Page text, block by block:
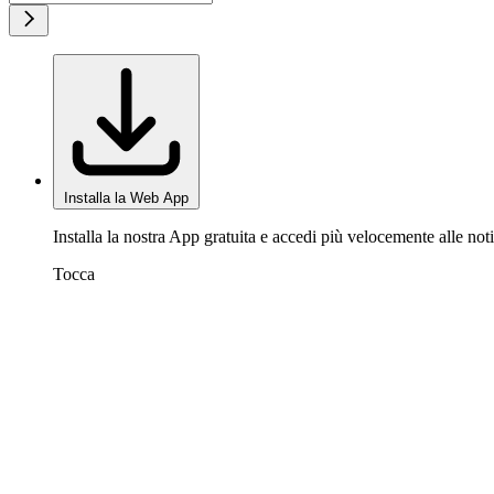
Installa la Web App
Installa la nostra App gratuita e accedi più velocemente alle
Tocca